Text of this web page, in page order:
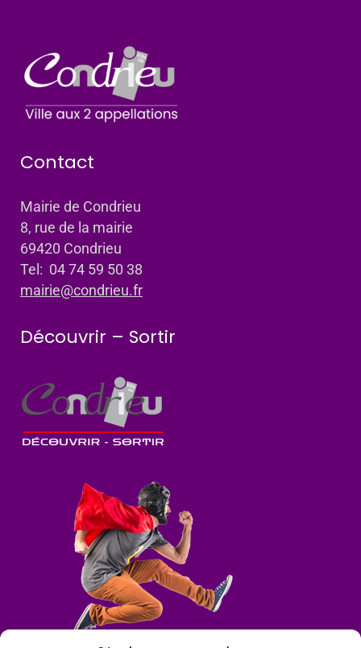
Contact
Mairie de Condrieu
8, rue de la mairie
69420 Condrieu
Tel: 04 74 59 50 38
mairie@condrieu.fr
Découvrir – Sortir